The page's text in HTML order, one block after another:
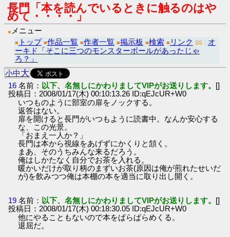
長門「本を読んでいるときに触るのはや
めて・・・・」
● メニュー
■ トップ ■作品一覧 ■作者一覧 ■掲示板 ■検索 ■ リンク SS： オ
ーキド「そこに三つのモンスターボールがあったじゃ
ろ？」
小中大
16 名前： 以下、名無しにかわりましてVIPがお送りします。 []
投稿日：2008/01/17(木) 00:10:13.26 ID:qEJcUR+W0
いつものように部室の扉をノックする。
返答はない。
扉を開けると長門がいつもように読書中。なんか安心する
な、この光景。
「おまえ一人か？」
長門は本から視線をあげずにかくりと頷く。
まあ、そのうちみんな来るだろう。
俺はしかたなく自分でお茶を入れる。
暖かいだけが取り柄のまずいお茶(原因は俺が煎れたせいだ
が)を飲みつつ俺は本棚の本を適当に取り出し開く。
19 名前： 以下、名無しにかわりましてVIPがお送りします。 []
投稿日：2008/01/17(木) 00:18:30.05 ID:qEJcUR+W0
他にやることもないので本をぱらぱらめくる。
退屈だ。